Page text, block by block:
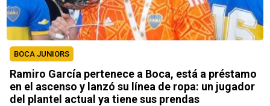
BOCA JUNIORS
Ramiro García pertenece a Boca, está a préstamo
en el ascenso y lanzó su línea de ropa: un jugador
del plantel actual ya tiene sus prendas